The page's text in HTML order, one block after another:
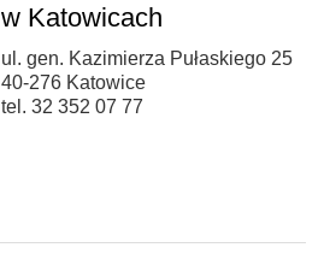
w Katowicach
ul. gen. Kazimierza Pułaskiego 25
40-276 Katowice
tel. 32 352 07 77